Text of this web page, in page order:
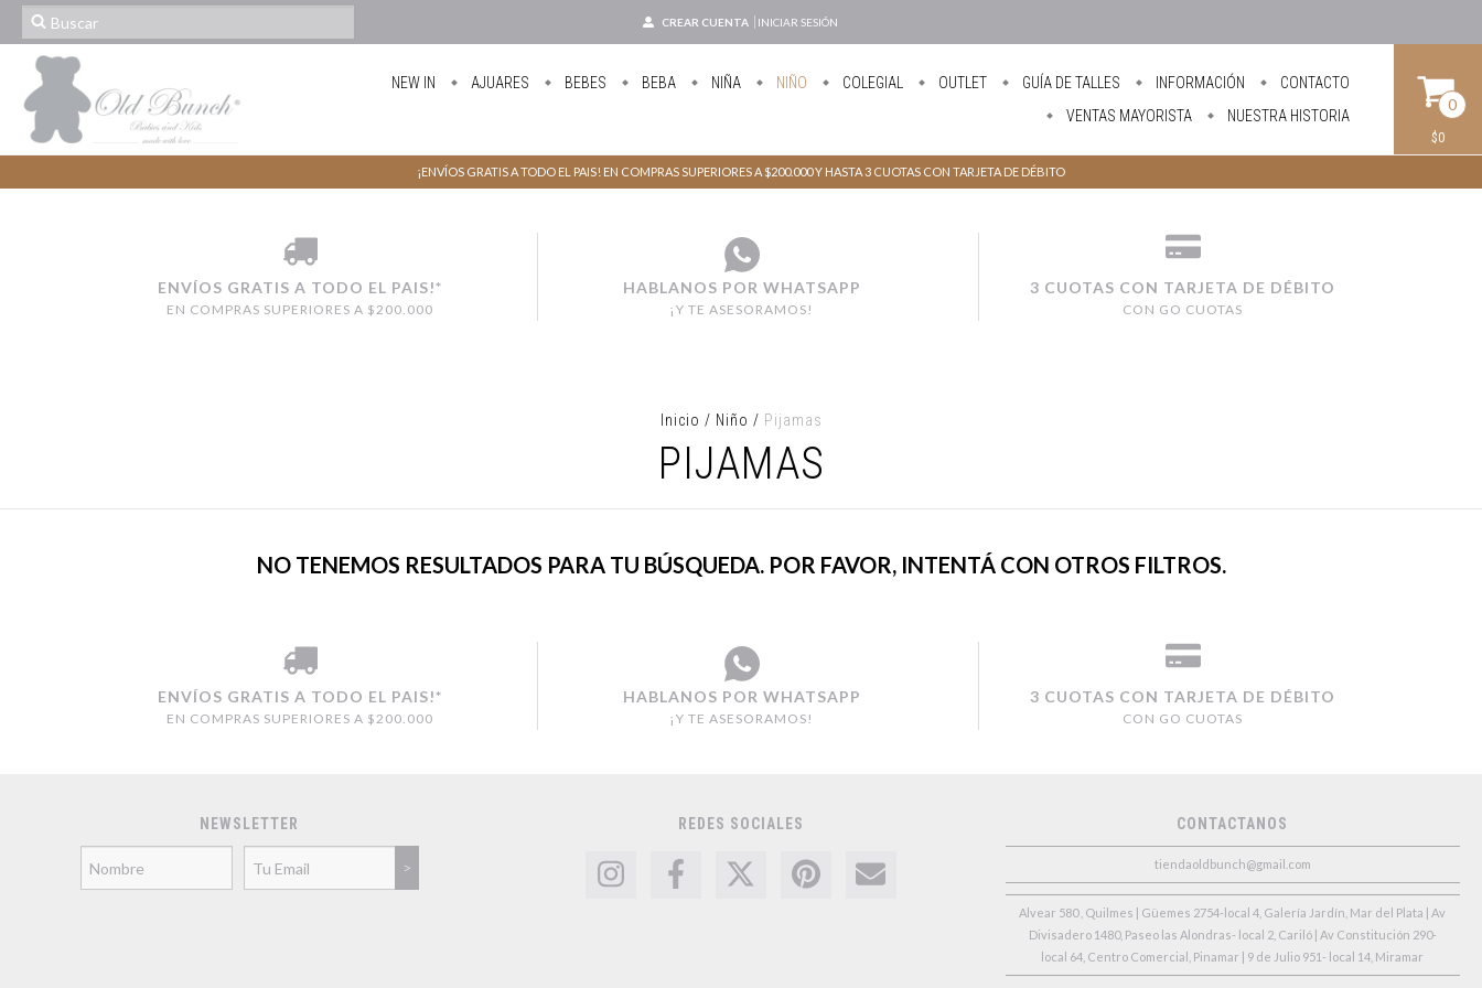
CREAR CUENTA INICIAR SESIÓN
NEW IN AJUARES BEBES BEBA NIÑA NIÑO COLEGIAL OUTLET GUÍA DE TALLES INFORMACIÓN
CONTACTO
VENTAS MAYORISTA
NUESTRA HISTORIA
0
$0
¡ENVÍOS GRATIS A TODO EL PAIS! EN COMPRAS SUPERIORES A $200.000 Y HASTA 3 CUOTAS CON TARJETA DE DÉBITO
ENVÍOS GRATIS A TODO EL PAIS!*
EN COMPRAS SUPERIORES A $200.000
HABLANOS POR WHATSAPP
¡Y TE ASESORAMOS!
3 CUOTAS CON TARJETA DE DÉBITO
CON GO CUOTAS
Inicio / Niño / Pijamas
PIJAMAS
NO TENEMOS RESULTADOS PARA TU BÚSQUEDA. POR FAVOR, INTENTÁ CON OTROS FILTROS.
ENVÍOS GRATIS A TODO EL PAIS!*
EN COMPRAS SUPERIORES A $200.000
HABLANOS POR WHATSAPP
¡Y TE ASESORAMOS!
3 CUOTAS CON TARJETA DE DÉBITO
CON GO CUOTAS
NEWSLETTER REDES SOCIALES CONTACTANOS
tiendaoldbunch@gmail.com
Alvear 580 , Quilmes | Güemes 2754-local 4, Galería Jardín, Mar del Plata | Av
Divisadero 1480, Paseo las Alondras- local 2, Cariló | Av Constitución 290-
local 64, Centro Comercial, Pinamar | 9 de Julio 951- local 14, Miramar